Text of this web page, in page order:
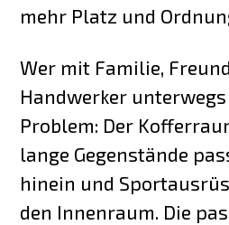
mehr Platz und
Wer mit Familie,
Handwerker
Problem: Der
lange Gegenstände
hinein und
den Innenraum. Die